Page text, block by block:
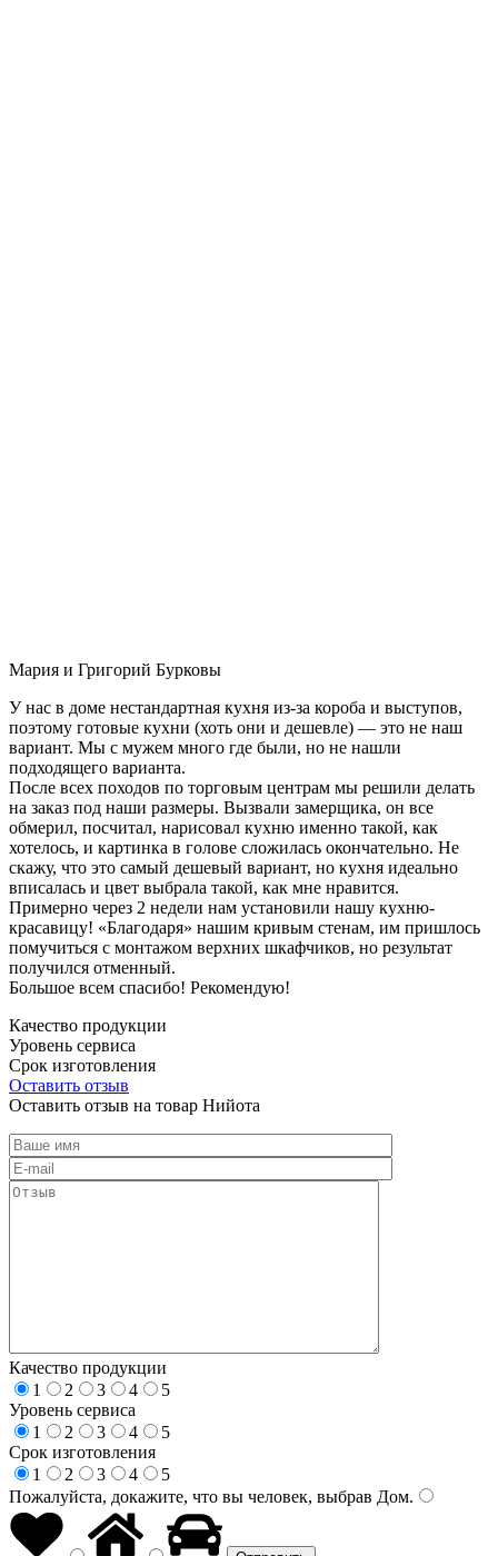
Мария и Григорий Бурковы
У нас в доме нестандартная кухня из-за короба и выступов,
поэтому готовые кухни (хоть они и дешевле) — это не наш
вариант. Мы с мужем много где были, но не нашли
подходящего варианта.
После всех походов по торговым центрам мы решили делать
на заказ под наши размеры. Вызвали замерщика, он все
обмерил, посчитал, нарисовал кухню именно такой, как
хотелось, и картинка в голове сложилась окончательно. Не
скажу, что это самый дешевый вариант, но кухня идеально
вписалась и цвет выбрала такой, как мне нравится.
Примерно через 2 недели нам установили нашу кухню-
красавицу! «Благодаря» нашим кривым стенам, им пришлось
помучиться с монтажом верхних шкафчиков, но результат
получился отменный.
Большое всем спасибо! Рекомендую!
Качество продукции
Уровень сервиса
Срок изготовления
Оставить отзыв
Оставить отзыв на товар Нийота
Качество продукции
1
2 3 4
5
Уровень сервиса
1
2 3 4
5
Срок изготовления
1
2 3 4
5
Пожалуйста, докажите, что вы человек, выбрав Дом.